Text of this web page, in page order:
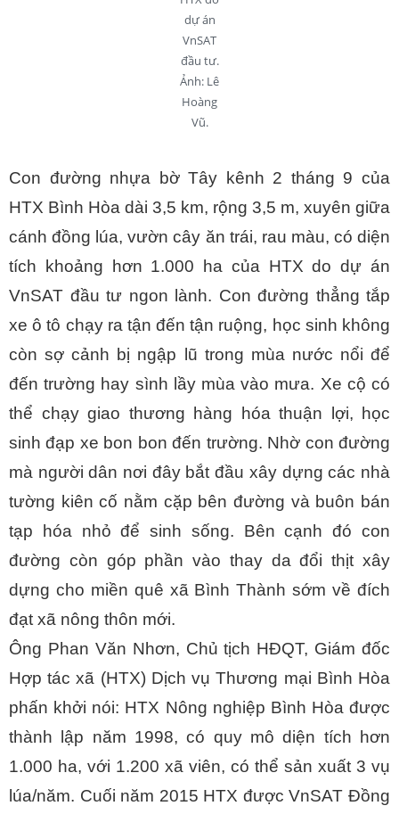
dự án
VnSAT
đầu tư.
Ảnh: Lê
Hoàng
Vũ.
Con đường nhựa bờ Tây kênh 2 tháng 9 của
HTX Bình Hòa dài 3,5 km, rộng 3,5 m, xuyên giữa
cánh đồng lúa, vườn cây ăn trái, rau màu, có diện
tích khoảng hơn 1.000 ha của HTX do dự án
VnSAT đầu tư ngon lành. Con đường thẳng tắp
xe ô tô chạy ra tận đến tận ruộng, học sinh không
còn sợ cảnh bị ngập lũ trong mùa nước nổi để
đến trường hay sình lầy mùa vào mưa. Xe cộ có
thể chạy giao thương hàng hóa thuận lợi, học
sinh đạp xe bon bon đến trường. Nhờ con đường
mà người dân nơi đây bắt đầu xây dựng các nhà
tường kiên cố nằm cặp bên đường và buôn bán
tạp hóa nhỏ để sinh sống. Bên cạnh đó con
đường còn góp phần vào thay da đổi thịt xây
dựng cho miền quê xã Bình Thành sớm về đích
đạt xã nông thôn mới.
Ông Phan Văn Nhơn, Chủ tịch HĐQT, Giám đốc
Hợp tác xã (HTX) Dịch vụ Thương mại Bình Hòa
phấn khởi nói: HTX Nông nghiệp Bình Hòa được
thành lập năm 1998, có quy mô diện tích hơn
1.000 ha, với 1.200 xã viên, có thể sản xuất 3 vụ
lúa/năm. Cuối năm 2015 HTX được VnSAT Đồng